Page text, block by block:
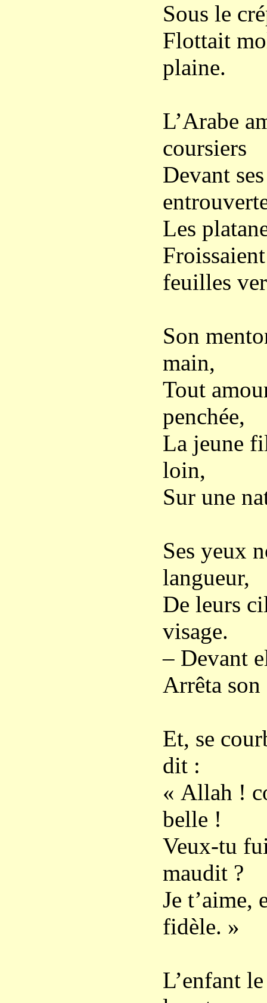
Sous le
Flottait
plaine.
L’Arabe
coursiers
Devant
Les
feuilles
Son
main,
Tout
penchée,
La jeune
loin,
Sur une
Ses yeux
langueur,
De leurs
visage.
– Devant
Arrêta son
Et, se
dit :
« Allah !
belle !
Veux-tu
maudit ?
Je t’aime,
fidèle. »
L’enfant